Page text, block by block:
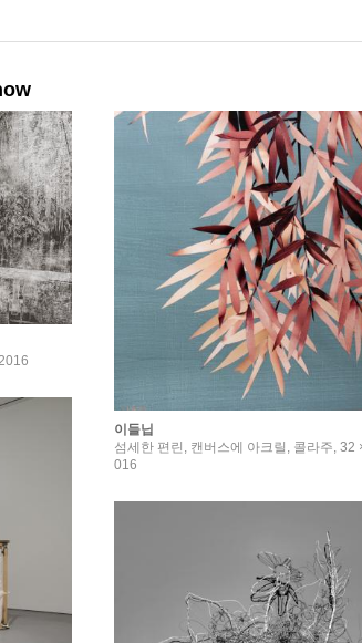
이들닙
섬세한 편린, 캔버스에 아크릴, 콜라주, 32
016